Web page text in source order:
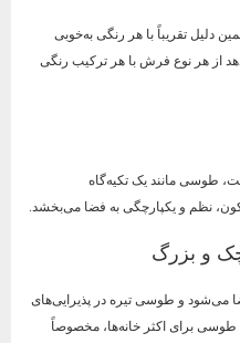
تقریباً با هر رنگی به‌خوبی
از هر نوع فرش با هر ترکیب رنگی
طوسی مانند یک تکیه‌گاه
نظم و یکپارچگی به فضا می‌بخشد.
و طوسی تیره در پذیرایی‌های
برای اکثر خانه‌ها، مخصوصاً